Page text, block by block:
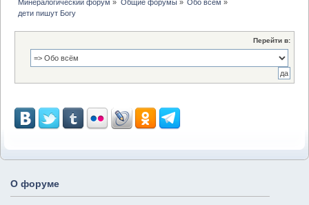
Минералогический форум » Общие форумы» Обо всём »
дети пишут Богу
Перейти в:
О форуме